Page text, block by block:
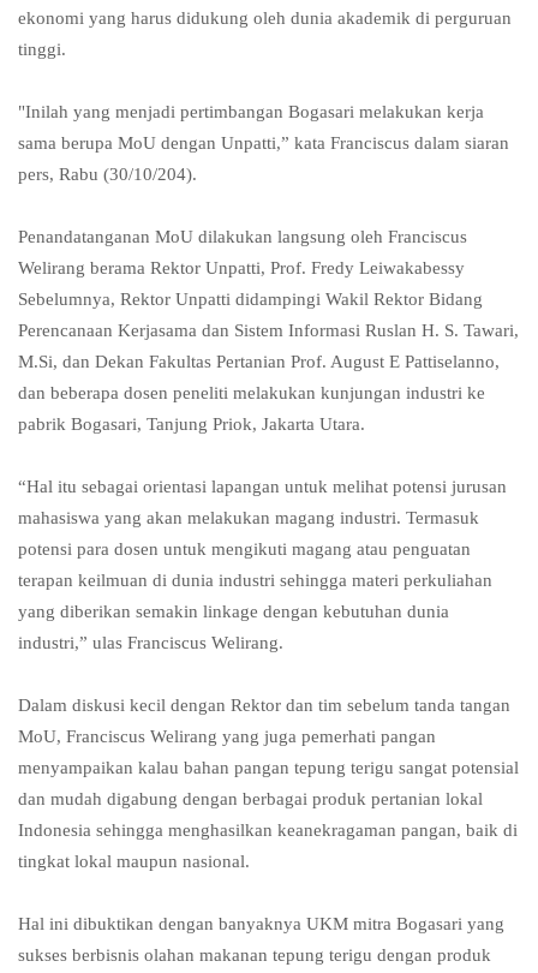
ekonomi yang harus didukung oleh dunia akademik di perguruan
tinggi.
"Inilah yang menjadi pertimbangan Bogasari melakukan kerja
sama berupa MoU dengan Unpatti,” kata Franciscus dalam siaran
pers, Rabu (30/10/204).
Penandatanganan MoU dilakukan langsung oleh Franciscus
Welirang berama Rektor Unpatti, Prof. Fredy Leiwakabessy
Sebelumnya, Rektor Unpatti didampingi Wakil Rektor Bidang
Perencanaan Kerjasama dan Sistem Informasi Ruslan H. S. Tawari,
M.Si, dan Dekan Fakultas Pertanian Prof. August E Pattiselanno,
dan beberapa dosen peneliti melakukan kunjungan industri ke
pabrik Bogasari, Tanjung Priok, Jakarta Utara.
“Hal itu sebagai orientasi lapangan untuk melihat potensi jurusan
mahasiswa yang akan melakukan magang industri. Termasuk
potensi para dosen untuk mengikuti magang atau penguatan
terapan keilmuan di dunia industri sehingga materi perkuliahan
yang diberikan semakin linkage dengan kebutuhan dunia
industri,” ulas Franciscus Welirang.
Dalam diskusi kecil dengan Rektor dan tim sebelum tanda tangan
MoU, Franciscus Welirang yang juga pemerhati pangan
menyampaikan kalau bahan pangan tepung terigu sangat potensial
dan mudah digabung dengan berbagai produk pertanian lokal
Indonesia sehingga menghasilkan keanekragaman pangan, baik di
tingkat lokal maupun nasional.
Hal ini dibuktikan dengan banyaknya UKM mitra Bogasari yang
sukses berbisnis olahan makanan tepung terigu dengan produk